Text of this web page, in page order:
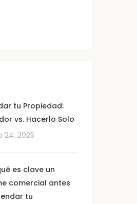
tu Propiedad:
vs. Hacerlo Solo
24, 2025
es clave un
comercial antes
tu